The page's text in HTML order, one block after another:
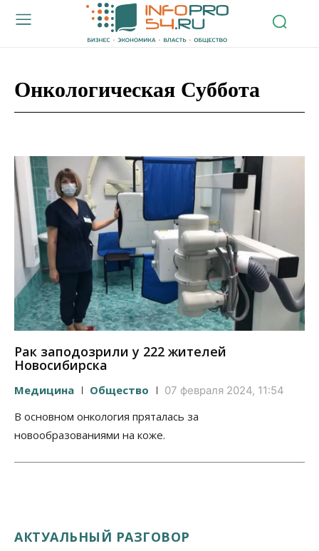
Онкологическая Суббота
Рак заподозрили у 222 жителей
Новосибирска
Медицина Общество 07 февраля 2024, 11:54
В основном онкология пряталась за
новообразованиями на коже.
АКТУАЛЬНЫЙ РАЗГОВОР